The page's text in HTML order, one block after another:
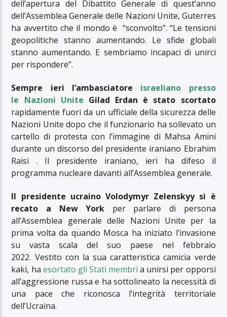
dell’apertura del Dibattito Generale di quest’anno
dell’Assemblea Generale delle Nazioni Unite, Guterres
ha avvertito che il mondo è “sconvolto”. “Le tensioni
geopolitiche stanno aumentando. Le sfide globali
stanno aumentando. E sembriamo incapaci di unirci
per rispondere”.
Sempre ieri l’ambasciatore israeliano presso
le Nazioni Unite Gilad Erdan è stato scortato
rapidamente fuori da un ufficiale della sicurezza delle
Nazioni Unite dopo che il funzionario ha sollevato un
cartello di protesta con l’immagine di Mahsa Amini
durante un discorso del presidente iraniano Ebrahim
Raisi . Il presidente iraniano, ieri ha difeso il
programma nucleare davanti all’Assemblea generale.
Il presidente ucraino Volodymyr Zelenskyy si è
recato a New York per parlare di persona
all’Assemblea generale delle Nazioni Unite per la
prima volta da quando Mosca ha iniziato l’invasione
su vasta scala del suo paese nel febbraio
2022. Vestito con la sua caratteristica camicia verde
kaki, ha esortato gli Stati membri a unirsi per opporsi
all’aggressione russa e ha sottolineato la necessità di
una pace che riconosca l’integrità territoriale
dell’Ucraina.